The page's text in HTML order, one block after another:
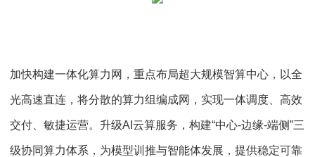
加快构建一体化算力网，重点布局超大规模智算中心，以全
光高速直连，将分散的算力组编成网，实现一体调度、高效
交付、敏捷运营。升级AI云算服务，构建“中心-边缘-端侧”三
级协同算力体系，为模型训推与智能体发展，提供稳定可靠